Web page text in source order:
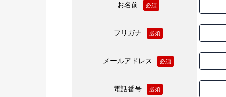
お名前 必須
フリガナ 必須
メールアドレス 必須
電話番号 必須